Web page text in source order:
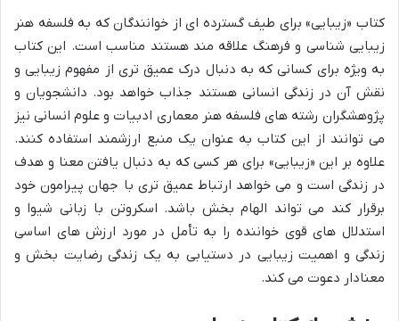
کتاب «زیبایی» برای طیف گسترده ای از خوانندگان که به فلسفه هنر
زیبایی شناسی و فرهنگ علاقه مند هستند مناسب است. این کتاب
به ویژه برای کسانی که به دنبال درک عمیق تری از مفهوم زیبایی و
نقش آن در زندگی انسانی هستند جذاب خواهد بود. دانشجویان و
پژوهشگران رشته های فلسفه هنر معماری ادبیات و علوم انسانی نیز
می توانند از این کتاب به عنوان یک منبع ارزشمند استفاده کنند.
علاوه بر این «زیبایی» برای هر کسی که به دنبال یافتن معنا و هدف
در زندگی است و می خواهد ارتباط عمیق تری با جهان پیرامون خود
برقرار کند می تواند الهام بخش باشد. اسکروتن با زبانی شیوا و
استدلال های قوی خواننده را به تأمل در مورد ارزش های اساسی
زندگی و اهمیت زیبایی در دستیابی به یک زندگی رضایت بخش و
معنادار دعوت می کند.